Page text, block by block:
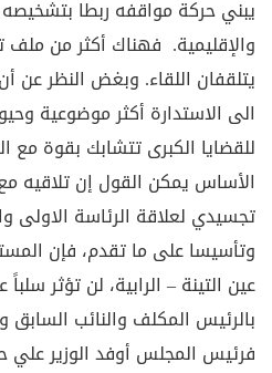
يبني حركة مواقفه ربطا
والإقليمية. فهناك أكثر من
يتلقفان اللقاء. وبغض النظر عن
الى الاستدارة أكثر موضوعية
للقضايا الكبرى تتشابك بقوة مع
الأساس يمكن القول إن تلاقيه
تجسيدي لعلاقة الرئاسة الاولى
وتأسيسا على ما تقدم، فإن
عين التينة – الرابية، لن تؤثر
بالرئيس المكلف والنائب السابق
فرئيس المجلس أوفد الوزير